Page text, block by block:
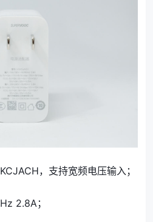
，支持宽频电压输入；
2.8A；